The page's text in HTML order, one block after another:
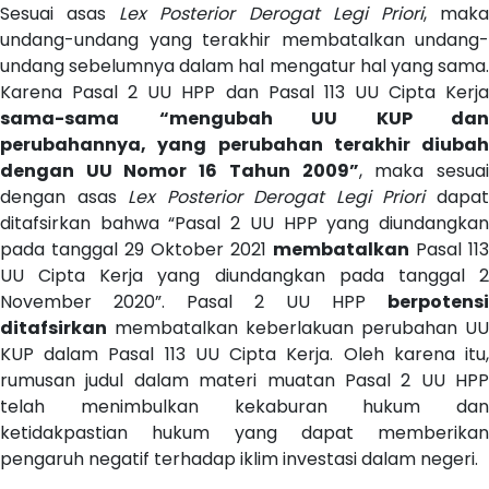
Sesuai asas Lex Posterior Derogat Legi Priori, maka
undang-undang yang terakhir membatalkan undang-
undang sebelumnya dalam hal mengatur hal yang sama.
Karena Pasal 2 UU HPP dan Pasal 113 UU Cipta Kerja
sama-sama
“mengubah UU KUP dan
perubahannya, yang perubahan terakhir diubah
dengan UU Nomor 16 Tahun 2009”, maka sesuai
dengan asas Lex Posterior Derogat Legi Prioridapat
ditafsirkan bahwa “Pasal 2 UU HPP yang diundangkan
pada tanggal 29 Oktober 2021 membatalkan Pasal 113
UU Cipta Kerja yang diundangkan pada tanggal 2
November 2020”. Pasal 2 UU HPP berpotensi
ditafsirkan membatalkan keberlakuan perubahan UU
KUP dalam Pasal 113 UU Cipta Kerja. Oleh karena itu,
rumusan judul dalam materi muatan Pasal 2 UU HPP
telah menimbulkan kekaburan hukum dan
ketidakpastian hukum yang dapat memberikan
pengaruh negatif terhadap iklim investasi dalam negeri.